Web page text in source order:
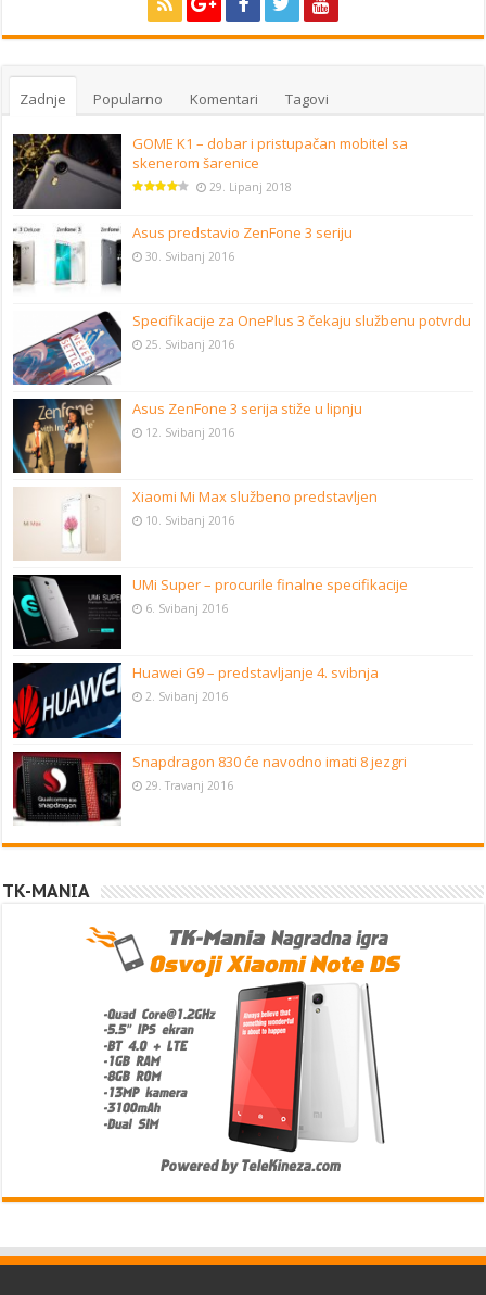
Zadnje Popularno Komentari Tagovi
GOME K1 – dobar i pristupačan mobitel sa
skenerom šarenice
29. Lipanj 2018
Asus predstavio ZenFone 3 seriju
30. Svibanj 2016
Specifikacije za OnePlus 3 čekaju službenu potvrdu
25. Svibanj 2016
Asus ZenFone 3 serija stiže u lipnju
12. Svibanj 2016
Xiaomi Mi Max službeno predstavljen
10. Svibanj 2016
UMi Super – procurile finalne specifikacije
6. Svibanj 2016
Huawei G9 – predstavljanje 4. svibnja
2. Svibanj 2016
Snapdragon 830 će navodno imati 8 jezgri
29. Travanj 2016
TK-MANIA